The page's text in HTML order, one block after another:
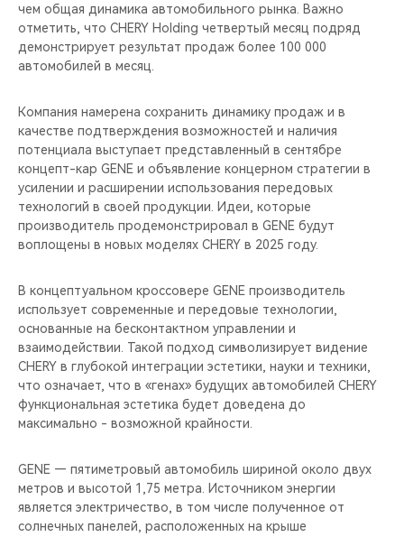
чем общая динамика автомобильного рынка. Важно
отметить, что CHERY Holding четвертый месяц подряд
демонстрирует результат продаж более 100 000
автомобилей в месяц.
Компания намерена сохранить динамику продаж и в
качестве подтверждения возможностей и наличия
потенциала выступает представленный в сентябре
концепт-кар GENE и объявление концерном стратегии в
усилении и расширении использования передовых
технологий в своей продукции. Идеи, которые
производитель продемонстрировал в GENE будут
воплощены в новых моделях CHERY в 2025 году.
В концептуальном кроссовере GENE производитель
использует современные и передовые технологии,
основанные на бесконтактном управлении и
взаимодействии. Такой подход символизирует видение
CHERY в глубокой интеграции эстетики, науки и техники,
что означает, что в «генах» будущих автомобилей CHERY
функциональная эстетика будет доведена до
максимально - возможной крайности.
GENE — пятиметровый автомобиль шириной около двух
метров и высотой 1,75 метра. Источником энергии
является электричество, в том числе полученное от
солнечных панелей, расположенных на крыше